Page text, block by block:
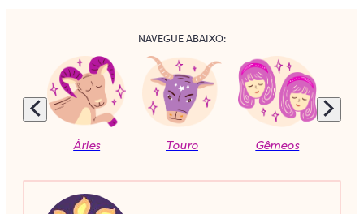
NAVEGUE ABAIXO:
Áries Touro Gêmeos